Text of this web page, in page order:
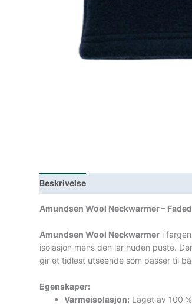
Beskrivelse
Amundsen Wool Neckwarmer –
Amundsen Wool Neckwarmer i fargen
isolasjon mens den lar huden puste.
gir et tidløst utseende som passer til
Egenskaper:
Varmeisolasjon: Laget av 100